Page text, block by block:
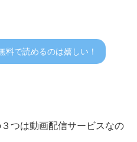
料で読めるのは嬉しい！
つは動画配信サービスなの